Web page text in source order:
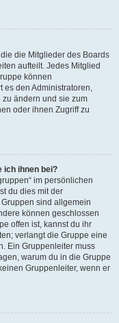
die Mitglieder des Boards
aufteilt. Jedes Mitglied
können
es den Administratoren,
ändern und sie zum
oder ihnen Zugriff zu
ich ihnen bei?
im persönlichen
du dies mit der
sind allgemein
können geschlossen
offen ist, kannst du ihr
verlangt die Gruppe eine
Ein Gruppenleiter muss
warum du in die Gruppe
Gruppenleiter, wenn er